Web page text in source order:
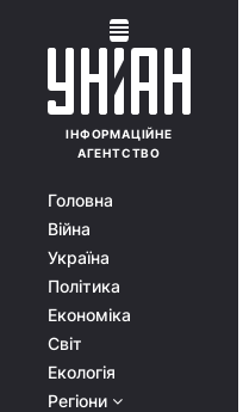
ІНФОРМАЦІЙНЕ
АГЕНТСТВО
Головна
Війна
Україна
Політика
Економіка
Світ
Екологія
Регіони